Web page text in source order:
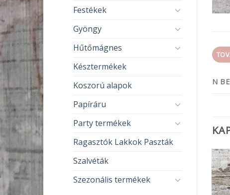
Festékek
Gyöngy
Hűtőmágnes
Késztermékek
Koszorú alapok
Papíráru
Party termékek
Ragasztók Lakkok Paszták
Szalvéták
Szezonális termékek
N